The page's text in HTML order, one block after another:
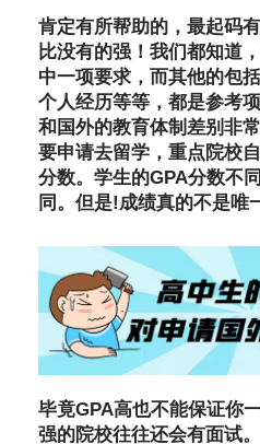
肯定有所帮助的，最起码
比没有的强！我们都知道
中一项要求，而其他的包
个人经历等等，都是参考
和国外的教育体制差别非
要申请去留学，重点院校
分数。学生的GPA分数不
同。但是!成绩真的不是唯
毕竟GPA高也不能保证你
强的院校往往还会有面试